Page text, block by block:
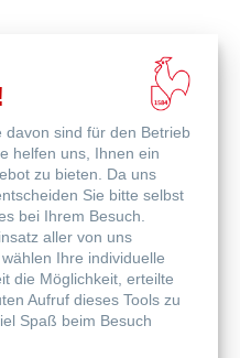
davon sind für den Betrieb
helfen uns, Ihnen ein
zu bieten. Da uns
Sie bitte selbst
bei Ihrem Besuch.
aller von uns
Ihre individuelle
die Möglichkeit, erteilte
Aufruf dieses Tools zu
Spaß beim Besuch